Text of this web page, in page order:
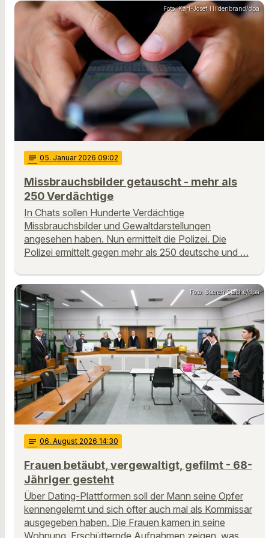
Foto: Karl-Josef Hildenbrand/dpa
notes 05. Januar 2026 09:02
Missbrauchsbilder getauscht - mehr als
250 Verdächtige
In Chats sollen Hunderte Verdächtige
Missbrauchsbilder und Gewaltdarstellungen
angesehen haben. Nun ermittelt die Polizei. Die
Polizei ermittelt gegen mehr als 250 deutsche und …
Foto: Soeren Stache/dpa
notes 06. August 2026 14:30
Frauen betäubt, vergewaltigt, gefilmt - 68-
Jähriger gesteht
Über Dating-Plattformen soll der Mann seine Opfer
kennengelernt und sich öfter auch mal als Kommissar
ausgegeben haben. Die Frauen kamen in seine
Wohnung. Erschütternde Aufnahmen zeigen, was …